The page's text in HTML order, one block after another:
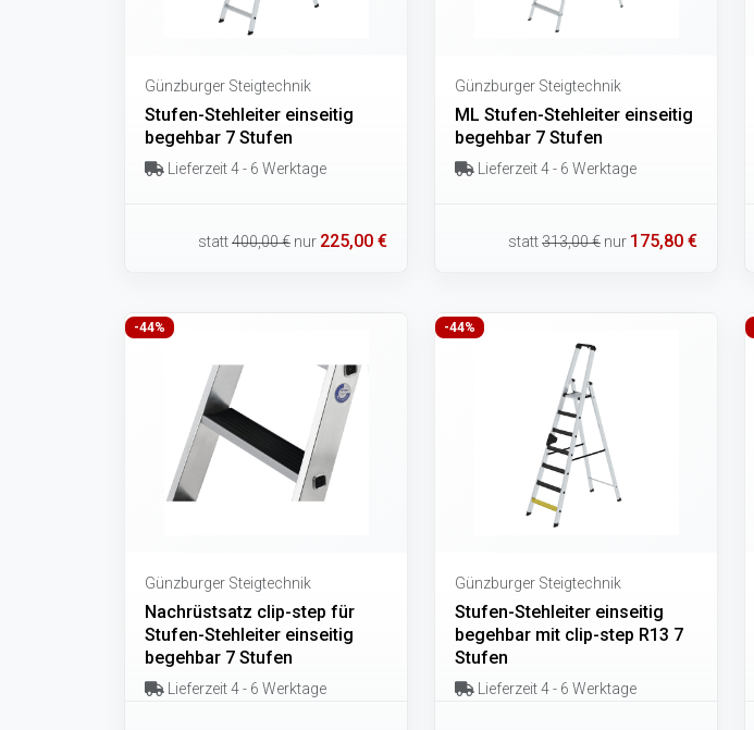
Günzburger Steigtechnik
Stufen-Stehleiter einseitig
begehbar 7 Stufen
Lieferzeit 4 - 6 Werktage
statt400,00 € nur 225,00 €
Günzburger Steigtechnik
ML Stufen-Stehleiter einseitig
begehbar 7 Stufen
Lieferzeit 4 - 6 Werktage
statt313,00 € nur 175,80 €
-44%
Günzburger Steigtechnik
Nachrüstsatz clip-step für
Stufen-Stehleiter einseitig
begehbar 7 Stufen
Lieferzeit 4 - 6 Werktage
-44%
Günzburger Steigtechnik
Stufen-Stehleiter einseitig
begehbar mit clip-step R13 7
Stufen
Lieferzeit 4 - 6 Werktage